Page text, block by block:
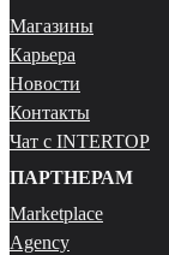
Магазины
Карьера
Новости
Контакты
Чат с INTERTOP
ПАРТНЕРАМ
Marketplace
Agency